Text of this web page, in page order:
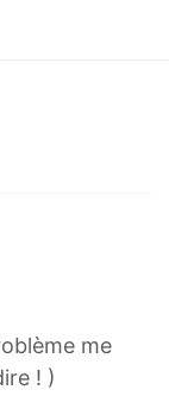
me
! )